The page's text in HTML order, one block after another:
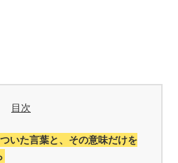
目次
いた言葉と、その意味だけを